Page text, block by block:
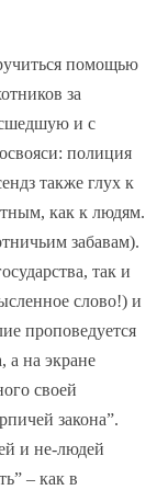
помощью
за
и с
полиция
также глух к
как к людям.
забавам).
так и
слово!) и
проповедуется
а на экране
своей
закона”.
и не-людей
– как в